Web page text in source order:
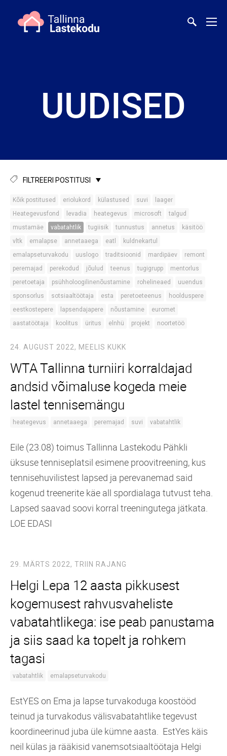
UUDISED
FILTREERI POSTITUSI
Kõik postitused eriolukord külastused suvi
laager
Heategevusfond
levadia heategevus microsoft
talgud
mustamäe
vabatahtlik tugiisik tunnustus annetus
käsitöö
vltk
emalapse annetaaega eatl
kuldnekartul
emalapseturvakodu
uuslogo traditsioonid mardipäev
remont
peremajad
perekodud jõulud teenus tugigrupp
mentorlus
peretoetaja
psühholoogilinenõustamine rohelineaed
uuendus
sponsorlus
sotsiaaltöötaja esta peretoeteenus
hoolduspere
eestkostepere
lapsendajapere nõustamine
euromet
aastatöötaja
koolitus üritus elnhü projekt noortetöö
24. AUGUST 2022, MEELIS KUKK
WTA Tallinna turniiri korraldajad
andsid võimaluse kogeda meie
lastel tennisemängu
heategevus annetaaega peremajad suvi vabatahtlik
Eile (23.08) toimus Tallinna Lastekodu Pähkli
üksuse tenniseplatsil esimene proovitreening, kus
tennisehuvilistest lapsed ja perevanemad said
kogenud treenerite käe all spordialaga tutvust teha.
Lapsed saavad soovi korral treeningutega jätkata.
LOE EDASI
29. MÄRTS 2022, TRIIN RAJANG
Helgi Lepa 12 aasta pikkusest
kogemusest rahvusvaheliste
vabatahtlikega: ise peab panustama
ja siis saad ka topelt ja rohkem
tagasi
vabatahtlik emalapseturvakodu
EstYES on Ema ja lapse turvakoduga koostööd
teinud ja turvakodus välisvabatahtlike tegevust
koordineerinud juba üle kümne aasta. EstYes käis
neil külas ja rääkisid vanemsotsiaaltöötaja Helgi